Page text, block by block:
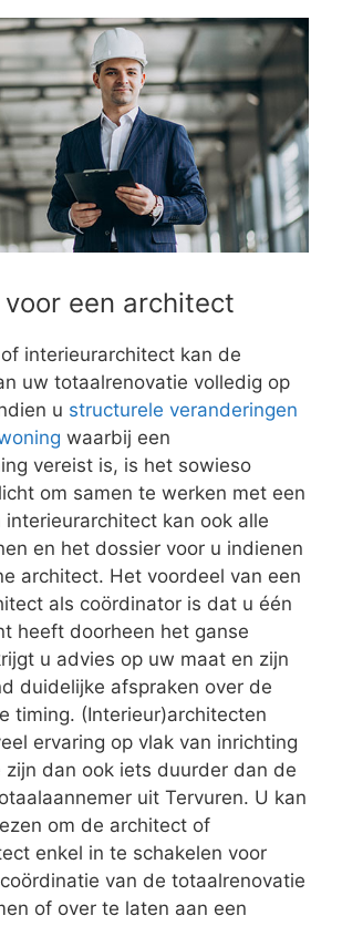
een architect
interieurarchitect kan de
uw totaalrenovatie volledig op
u structurele veranderingen
waarbij een
vereist is, is het sowieso
om samen te werken met een
interieurarchitect kan ook alle
en het dossier voor u indienen
architect. Het voordeel van een
als coördinator is dat u één
heeft doorheen het ganse
u advies op uw maat en zijn
duidelijke afspraken over de
timing. (Interieur)architecten
ervaring op vlak van inrichting
zijn dan ook iets duurder dan de
uit Tervuren. U kan
om de architect of
enkel in te schakelen voor
van de totaalrenovatie
of over te laten aan een